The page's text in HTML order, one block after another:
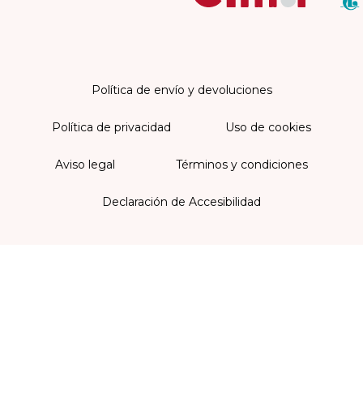
Política de envío y devoluciones
Política de privacidad Uso de cookies
Aviso legal Términos y condiciones
Declaración de Accesibilidad